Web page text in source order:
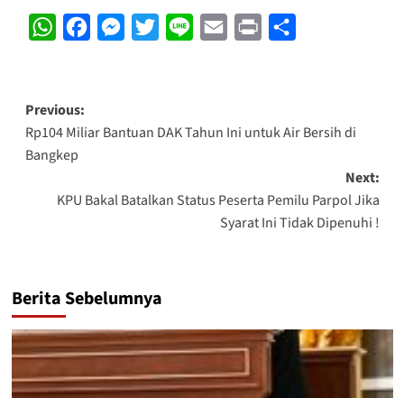
WhatsAppFacebookMessenger
Twitter Line Email Print
Post
navigation
Previous:
Rp104 Miliar Bantuan DAK Tahun Ini untuk Air Bersih di
Bangkep
Next:
KPU Bakal Batalkan Status Peserta Pemilu Parpol Jika
Syarat Ini Tidak Dipenuhi !
Berita Sebelumnya